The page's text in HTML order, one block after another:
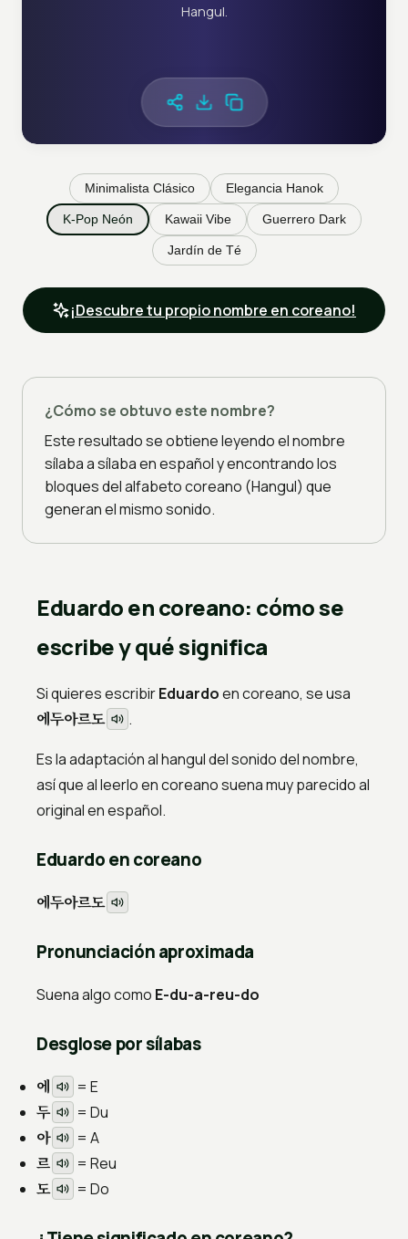
Hangul.
Minimalista Clásico Elegancia Hanok
K-Pop Neón Kawaii Vibe Guerrero Dark
Jardín de Té
¡Descubre tu propio nombre en coreano!
¿Cómo se obtuvo este nombre?
Este resultado se obtiene leyendo el nombre
sílaba a sílaba en español y encontrando los
bloques del alfabeto coreano (Hangul) que
generan el mismo sonido.
Eduardo en coreano: cómo se
escribe y qué significa
Si quieres escribirEduardoen coreano, se usa
에두아르도
.
Es la adaptación al hangul del sonido del nombre,
así que al leerlo en coreano suena muy parecido al
original en español.
Eduardo en coreano
에두아르도
Pronunciación aproximada
Suena algo como E-du-a-reu-do
Desglose por sílabas
에 = E
두 = Du
아 = A
르 = Reu
도 = Do